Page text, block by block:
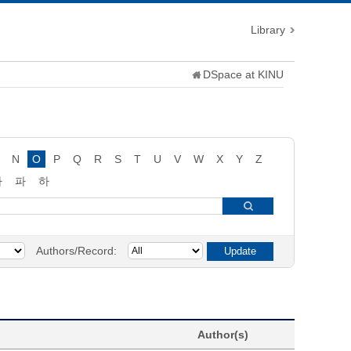
Library
DSpace at KINU
N O P Q R S T U V W X Y
Z
파
하
Authors/Record:
Author(s)